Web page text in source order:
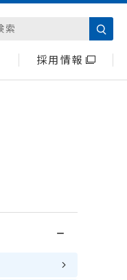
採用情報